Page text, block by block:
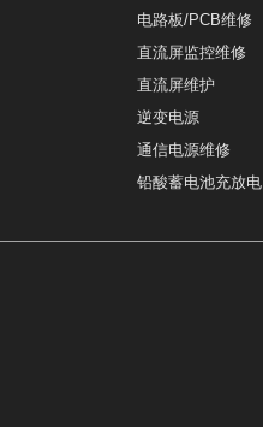
电路板/PCB维修
直流屏监控维修
直流屏维护
逆变电源
通信电源维修
铅酸蓄电池充放电